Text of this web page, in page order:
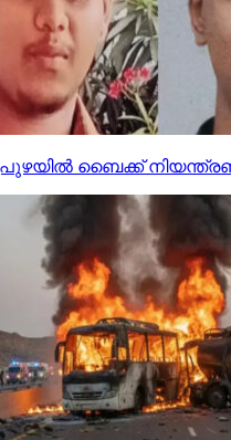
ബൈക്ക് നിയന്ത്രണം